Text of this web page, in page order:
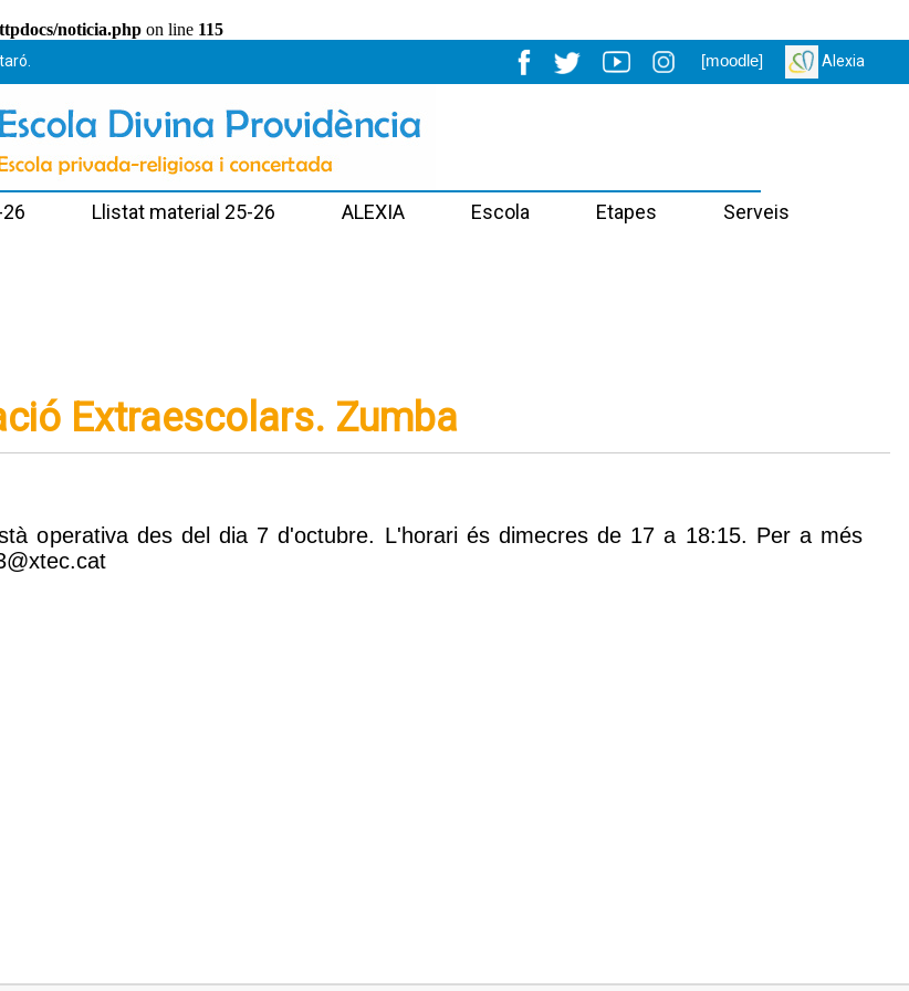
noticia.php on line 115
[moodle] Alexia
Llistat material 25-26 ALEXIA Escola Etapes
Serveis
Extraescolars. Zumba
operativa des del dia 7 d'octubre. L'horari és dimecres de 17 a 18:15. Per a més